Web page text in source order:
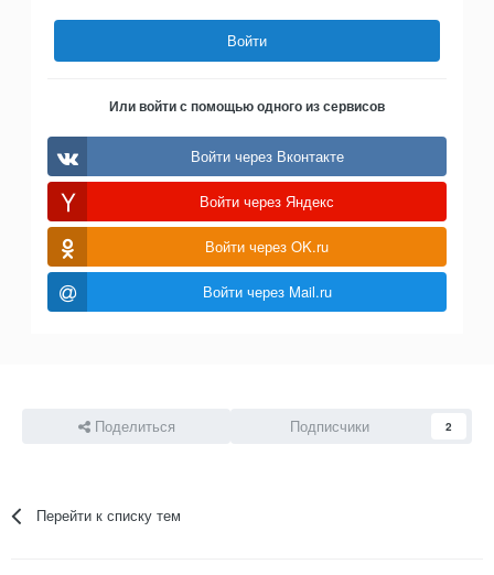
Войти
Или войти с помощью одного из сервисов
Войти через Вконтакте
Войти через Яндекс
Войти через OK.ru
Войти через Mail.ru
Поделиться Подписчики 2
Перейти к списку тем